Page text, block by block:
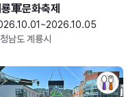
남도 계룡시